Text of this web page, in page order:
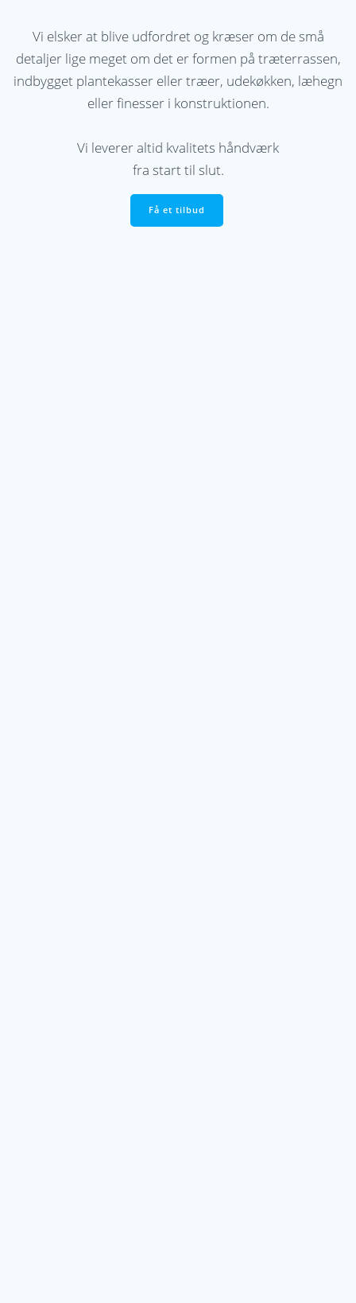
Vi elsker at blive udfordret og kræser om de små
detaljer lige meget om det er formen på træterrassen,
indbygget plantekasser eller træer, udekøkken, læhegn
eller finesser i konstruktionen.
Vi leverer altid kvalitets håndværk
fra start til slut.
Få et tilbud